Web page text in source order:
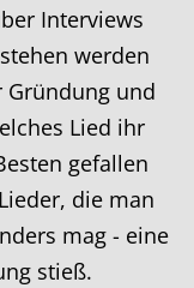
Interviews
werden
Gründung und
Lied ihr
gefallen
die man
mag - eine
stieß.